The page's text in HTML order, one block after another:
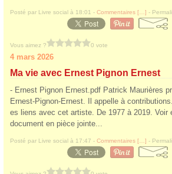
Posté par Livre social à 18:01 - Commentaires [ ] -
Vous aimez ? 0 vote
4 mars 2026
Ma vie avec Ernest Pignon Ernest
- Ernest Pignon Ernest.pdf Patrick Maurières
Ernest-Pignon-Ernest. Il appelle à
es liens avec cet artiste. De 1977 à 2019. Voir
document en pièce jointe...
Posté par Livre social à 17:47 - Commentaires [ ] -